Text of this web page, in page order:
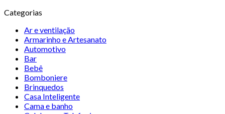
Categorias
Ar e ventilação
Armarinho e Artesanato
Automotivo
Bar
Bebê
Bomboniere
Brinquedos
Casa Inteligente
Cama e banho